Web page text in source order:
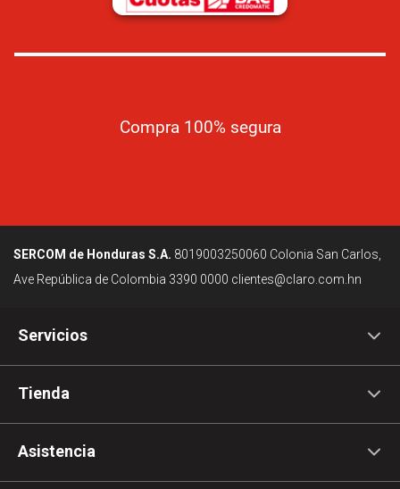
Compra 100% segura
SERCOM de Honduras S.A. 8019003250060 Colonia San Carlos,
Ave República de Colombia 3390 0000 clientes@claro.com.hn
Servicios
Tienda
Asistencia